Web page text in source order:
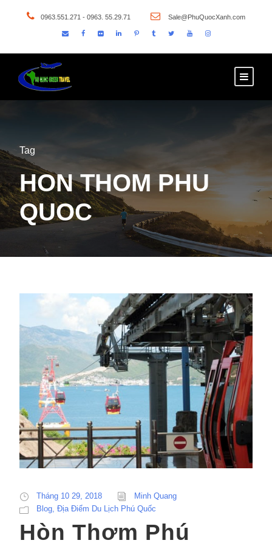
0963.551.271 - 0963. 55.29.71 Sale@PhuQuocXanh.com
Tag
HON THOM PHU
QUOC
Tháng 10 29, 2018
Minh Quang
Blog, Địa Điểm Du Lịch Phú Quốc
Hòn Thơm Phú